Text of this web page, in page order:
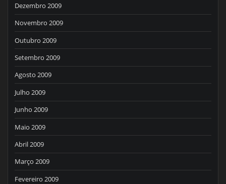
Dezembro 2009
Novembro 2009
Outubro 2009
Setembro 2009
Agosto 2009
Julho 2009
Junho 2009
Maio 2009
Abril 2009
Março 2009
Fevereiro 2009